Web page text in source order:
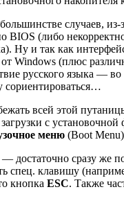
случаев, из-
BIOS (либо
Ну и так как
от Windows (плюс
русского языка — во
сориентироваться…
всей этой
с
меню (Boot
достаточно сразу же
спец. клавишу
кнопка ESC. Также